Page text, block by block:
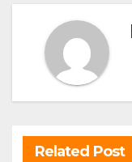
ゲ
ー
シ
ョ
ン
Related Post